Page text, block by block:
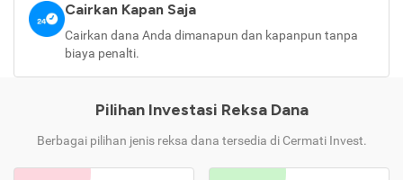
Cairkan Kapan Saja
Cairkan dana Anda dimanapun dan kapanpun tanpa
biaya penalti.
Pilihan Investasi Reksa Dana
Berbagai pilihan jenis reksa dana tersedia di Cermati Invest.